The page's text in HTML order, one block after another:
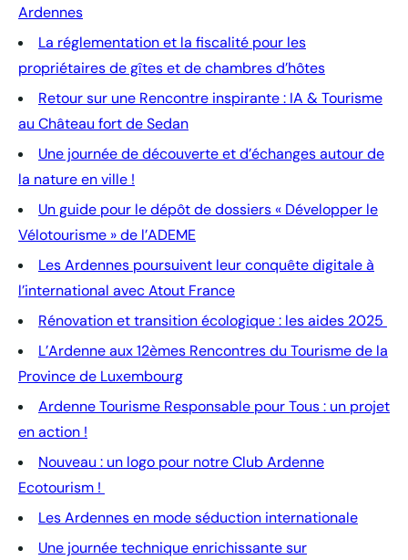
Ardennes
La réglementation et la fiscalité pour les
propriétaires de gîtes et de chambres d’hôtes
Retour sur une Rencontre inspirante : IA & Tourisme
au Château fort de Sedan
Une journée de découverte et d’échanges autour de
la nature en ville !
Un guide pour le dépôt de dossiers « Développer le
Vélotourisme » de l’ADEME
Les Ardennes poursuivent leur conquête digitale à
l’international avec Atout France
Rénovation et transition écologique : les aides 2025
L’Ardenne aux 12èmes Rencontres du Tourisme de la
Province de Luxembourg
Ardenne Tourisme Responsable pour Tous : un projet
en action !
Nouveau : un logo pour notre Club Ardenne
Ecotourism !
Les Ardennes en mode séduction internationale
Une journée technique enrichissante sur